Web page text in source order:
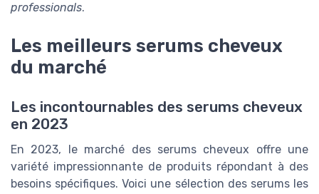
professionals.
Les meilleurs serums cheveux
du marché
Les incontournables des serums cheveux
en 2023
En 2023, le marché des serums cheveux offre une
variété impressionnante de produits répondant à des
besoins spécifiques. Voici une sélection des serums les